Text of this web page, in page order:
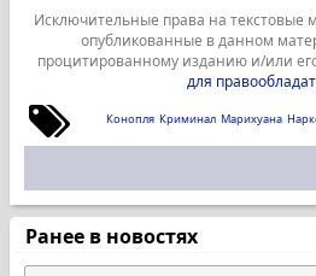
Исключительные права на текстовые
опубликованные в данном
процитированному изданию и/или
для
Конопля Криминал Марихуана
Ранее в новостях